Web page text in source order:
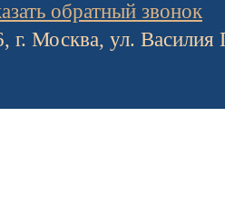
обратный звонок
г. Москва, ул. Василия